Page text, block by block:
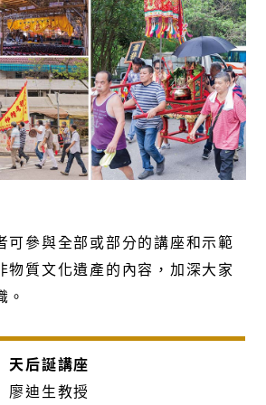
可參與全部或部分的講座和示範
物質文化遺產的內容，加深大家
天后誕講座
廖迪生教授